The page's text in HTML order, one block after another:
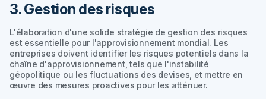
3. Gestion des risques
L'élaboration d'une solide stratégie de gestion des risques
est essentielle pour l'approvisionnement mondial. Les
entreprises doivent identifier les risques potentiels dans la
chaîne d'approvisionnement, tels que l'instabilité
géopolitique ou les fluctuations des devises, et mettre en
œuvre des mesures proactives pour les atténuer.